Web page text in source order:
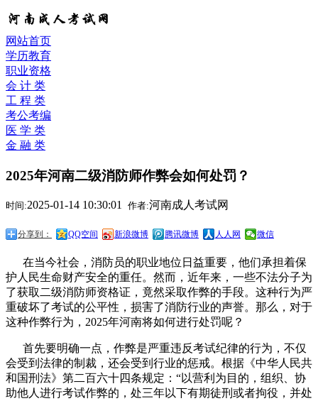
网站首页
学历教育
职业资格
会 计 类
工 程 类
考公考编
医 学 类
金 融 类
2025年河南二级消防师作弊会如何处罚？
时间:2025-01-14 10:30:01 作者:河南成人考试网
分享到： QQ空间 新浪微博 腾讯微博 人人网 微信
在当今社会，消防员的职业地位日益重要，他们承担着保
护人民生命财产安全的重任。然而，近年来，一些不法分子为
了获取二级消防师资格证，竟然采取作弊的手段。这种行为严
重破坏了考试的公平性，损害了消防行业的声誉。那么，对于
这种作弊行为，2025年河南将如何进行处罚呢？
首先要明确一点，作弊是严重违反考试纪律的行为，不仅
会受到法律的制裁，还会受到行业的惩戒。根据《中华人民共
和国刑法》第二百六十四条规定：“以营利为目的，组织、协
助他人进行考试作弊的，处三年以下有期徒刑或者拘役，并处